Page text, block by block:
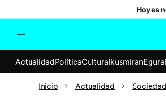
Hoy es
Internacional
Elecciones
ActualidadPolíticaCulturaIkusmiran
Inicio Actualidad Sociedad